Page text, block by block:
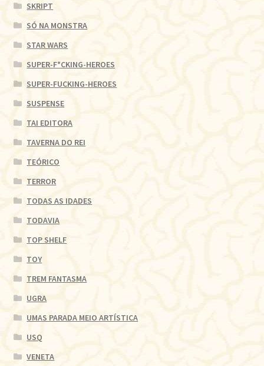
SKRIPT
SÓ NA MONSTRA
STAR WARS
SUPER-F*CKING-HEROES
SUPER-FUCKING-HEROES
SUSPENSE
TAI EDITORA
TAVERNA DO REI
TEÓRICO
TERROR
TODAS AS IDADES
TODAVIA
TOP SHELF
TOY
TREM FANTASMA
UGRA
UMAS PARADA MEIO ARTÍSTICA
USQ
VENETA